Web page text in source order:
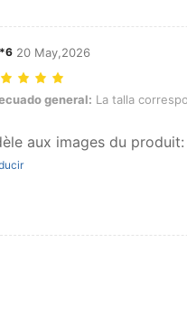
20 May,2026
general: La talla
general: La talla
aux images du produit: